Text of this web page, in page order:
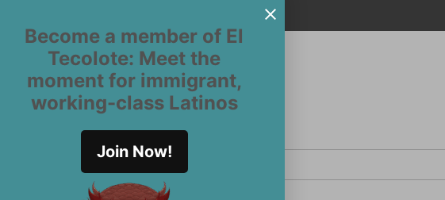
Become a member of El
Tecolote: Meet the
moment for immigrant,
working-class Latinos
Join Now!
San
Francisco’s